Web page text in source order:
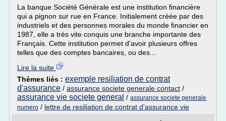
La banque Société Générale est une institution financière
qui a pignon sur rue en France. Initialement créée par des
industriels et des personnes morales du monde financier en
1987, elle a très vite conquis une branche importante des
Français. Cette institution permet d'avoir plusieurs offres
telles que des comptes bancaires, ou des...
Lire la suite
Thèmes liés : exemple resiliation de contrat
d'assurance / assurance societe generale contact /
assurance vie societe general / assurance societe generale
numero / lettre de resiliation de contrat d'assurance vie